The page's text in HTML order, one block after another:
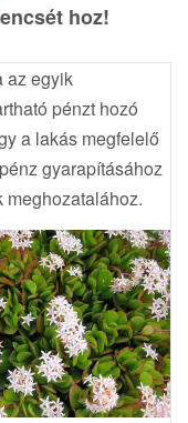
hoz!
az egyik
pénzt hozó
a lakás megfelelő
gyarapításához